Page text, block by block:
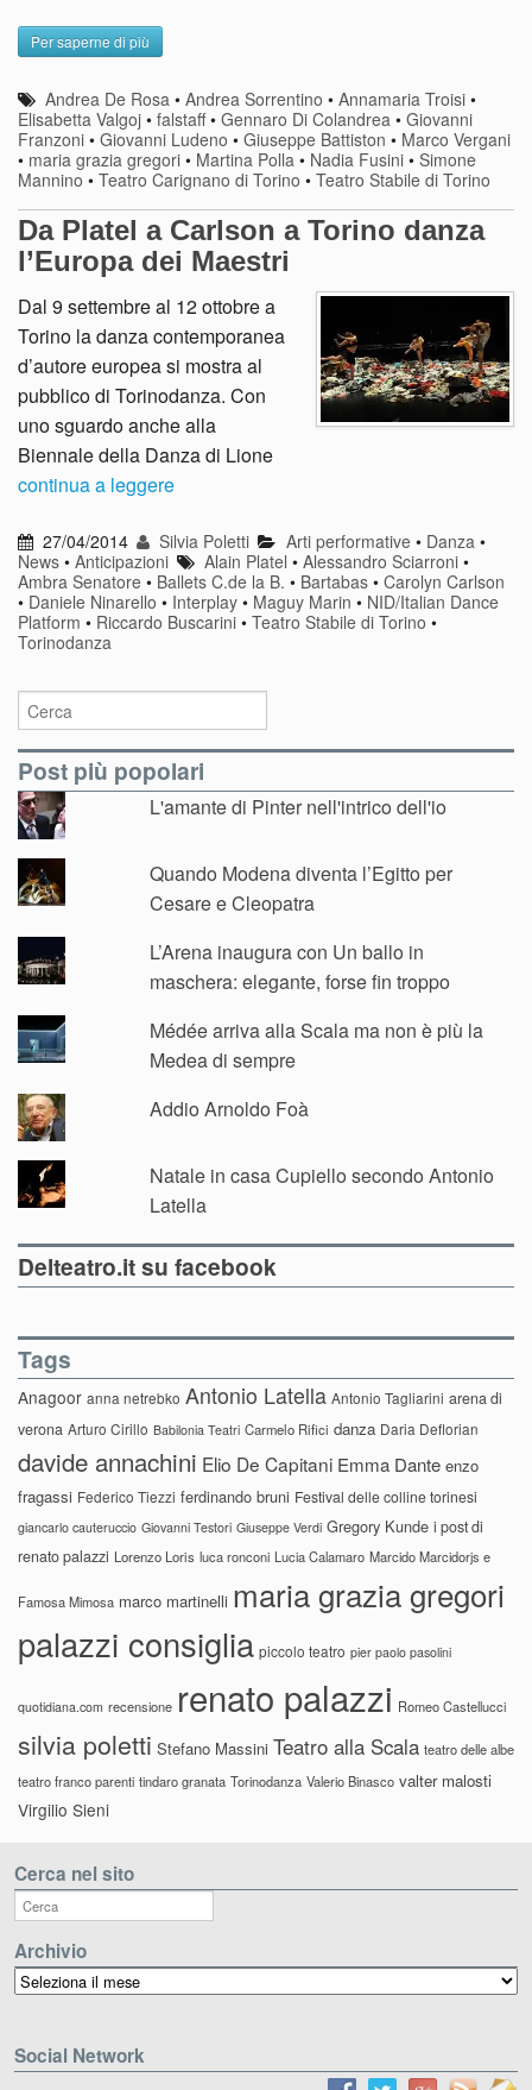
Per saperne di più
Andrea De Rosa •Andrea Sorrentino •Annamaria Troisi •
Elisabetta Valgoj • falstaff• Gennaro Di Colandrea • Giovanni
Franzoni • Giovanni Ludeno • Giuseppe Battiston • Marco Vergani
• maria grazia gregori • Martina Polla • Nadia Fusini • Simone
Mannino • Teatro Carignano di Torino • Teatro Stabile di Torino
Da Platel a Carlson a Torino danza
l’Europa dei Maestri
Dal 9 settembre al 12 ottobre a
Torino la danza contemporanea
d’autore europea si mostra al
pubblico di Torinodanza. Con
uno sguardo anche alla
Biennale della Danza di Lione
continua a leggere
27/04/2014 Silvia Poletti Arti performative• Danza•
News • Anticipazioni Alain Platel •Alessandro Sciarroni •
Ambra Senatore • Ballets C.de la B. • Bartabas • Carolyn Carlson
• Daniele Ninarello • Interplay • Maguy Marin • NID/Italian Dance
Platform • Riccardo Buscarini • Teatro Stabile di Torino •
Torinodanza
Post più popolari
L'amante di Pinter nell'intrico dell'io
Quando Modena diventa l’Egitto per
Cesare e Cleopatra
L’Arena inaugura con Un ballo in
maschera: elegante, forse fin troppo
Médée arriva alla Scala ma non è più la
Medea di sempre
Addio Arnoldo Foà
Natale in casa Cupiello secondo Antonio
Latella
Delteatro.it su facebook
Tags
Anagoor anna netrebko Antonio Latella Antonio Tagliarini arena di
verona Arturo Cirillo Babilonia Teatri Carmelo Rifici danza Daria Deflorian
davide annachini Elio De Capitani Emma Dante enzo
fragassi Federico Tiezzi ferdinando bruni Festival delle colline torinesi
giancarlo cauteruccio Giovanni Testori Giuseppe Verdi Gregory Kunde i post di
renato palazzi Lorenzo Loris luca ronconi Lucia Calamaro Marcido Marcidorjs e
Famosa Mimosa marco martinelli maria grazia gregori
palazzi consiglia piccolo teatro pier paolo pasolini
quotidiana.com recensione renato palazzi Romeo Castellucci
silvia poletti Stefano Massini Teatro alla Scala teatro delle albe
teatro franco parenti tindaro granata Torinodanza Valerio Binasco valter malosti
Virgilio Sieni
Cerca nel sito
Archivio
Archivio
Social Network